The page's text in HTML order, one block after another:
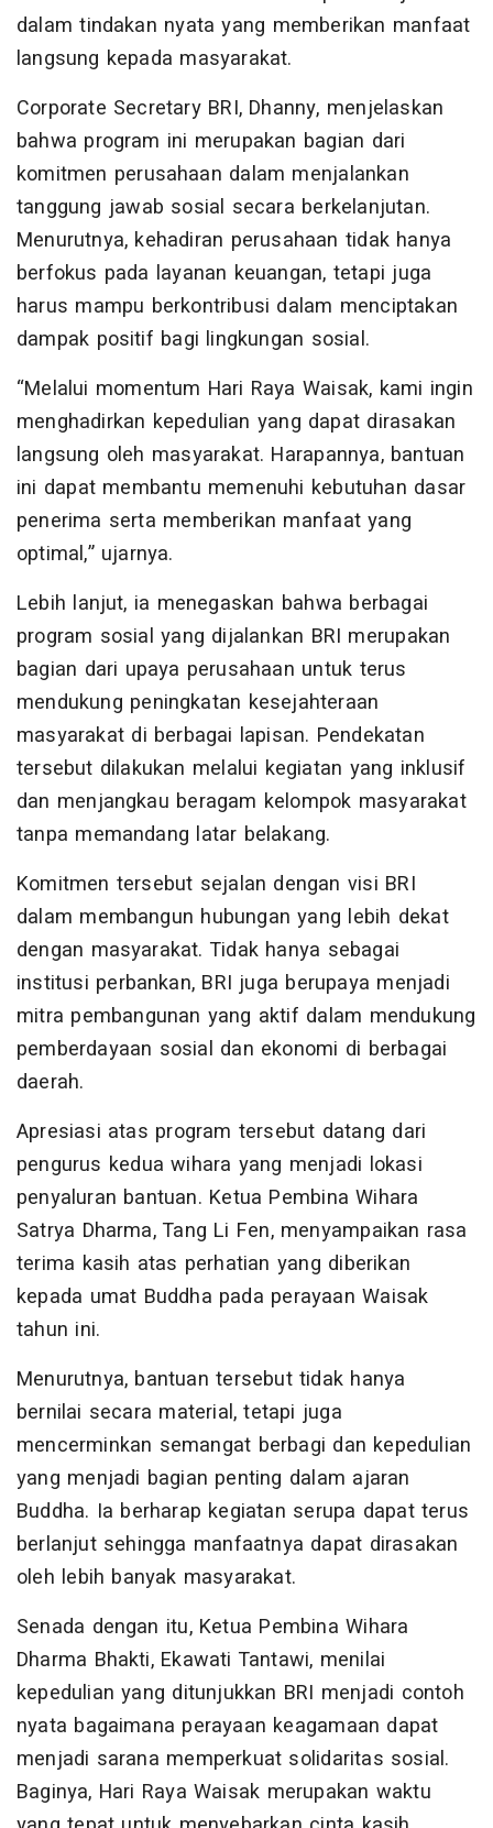
dalam tindakan nyata yang memberikan manfaat
langsung kepada masyarakat.
Corporate Secretary BRI, Dhanny, menjelaskan
bahwa program ini merupakan bagian dari
komitmen perusahaan dalam menjalankan
tanggung jawab sosial secara berkelanjutan.
Menurutnya, kehadiran perusahaan tidak hanya
berfokus pada layanan keuangan, tetapi juga
harus mampu berkontribusi dalam menciptakan
dampak positif bagi lingkungan sosial.
“Melalui momentum Hari Raya Waisak, kami ingin
menghadirkan kepedulian yang dapat dirasakan
langsung oleh masyarakat. Harapannya, bantuan
ini dapat membantu memenuhi kebutuhan dasar
penerima serta memberikan manfaat yang
optimal,” ujarnya.
Lebih lanjut, ia menegaskan bahwa berbagai
program sosial yang dijalankan BRI merupakan
bagian dari upaya perusahaan untuk terus
mendukung peningkatan kesejahteraan
masyarakat di berbagai lapisan. Pendekatan
tersebut dilakukan melalui kegiatan yang inklusif
dan menjangkau beragam kelompok masyarakat
tanpa memandang latar belakang.
Komitmen tersebut sejalan dengan visi BRI
dalam membangun hubungan yang lebih dekat
dengan masyarakat. Tidak hanya sebagai
institusi perbankan, BRI juga berupaya menjadi
mitra pembangunan yang aktif dalam mendukung
pemberdayaan sosial dan ekonomi di berbagai
daerah.
Apresiasi atas program tersebut datang dari
pengurus kedua wihara yang menjadi lokasi
penyaluran bantuan. Ketua Pembina Wihara
Satrya Dharma, Tang Li Fen, menyampaikan rasa
terima kasih atas perhatian yang diberikan
kepada umat Buddha pada perayaan Waisak
tahun ini.
Menurutnya, bantuan tersebut tidak hanya
bernilai secara material, tetapi juga
mencerminkan semangat berbagi dan kepedulian
yang menjadi bagian penting dalam ajaran
Buddha. Ia berharap kegiatan serupa dapat terus
berlanjut sehingga manfaatnya dapat dirasakan
oleh lebih banyak masyarakat.
Senada dengan itu, Ketua Pembina Wihara
Dharma Bhakti, Ekawati Tantawi, menilai
kepedulian yang ditunjukkan BRI menjadi contoh
nyata bagaimana perayaan keagamaan dapat
menjadi sarana memperkuat solidaritas sosial.
Baginya, Hari Raya Waisak merupakan waktu